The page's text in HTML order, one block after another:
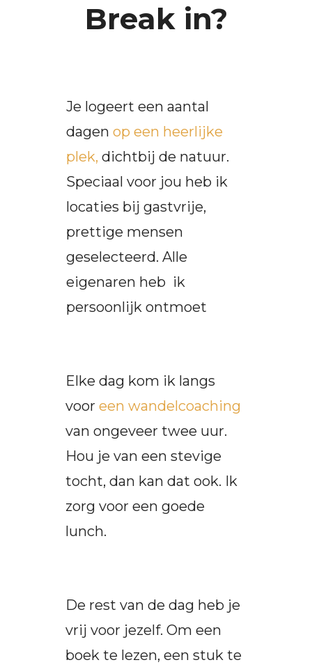
Break in?
Je logeert een aantal
dagen op een heerlijke
plek, dichtbij de natuur.
Speciaal voor jou heb ik
locaties bij gastvrije,
prettige mensen
geselecteerd. Alle
eigenaren heb ik
persoonlijk ontmoet
Elke dag kom ik langs
voor een wandelcoaching
van ongeveer twee uur.
Hou je van een stevige
tocht, dan kan dat ook. Ik
zorg voor een goede
lunch.
De rest van de dag heb je
vrij voor jezelf. Om een
boek te lezen, een stuk te